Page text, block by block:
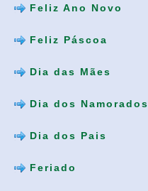
Feliz Ano Novo
Feliz Páscoa
Dia das Mães
Dia dos Namorados
Dia dos Pais
Feriado